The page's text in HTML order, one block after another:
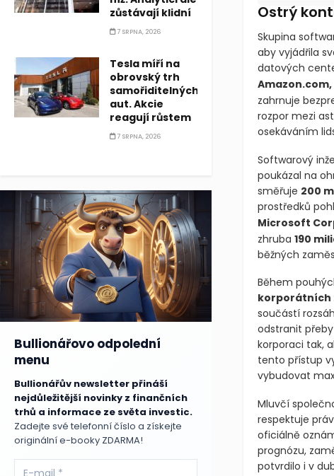
Ostrý
Skupina
aby vyjádřila
datových
Amazon.com,
zahrnuje
rozpor mezi
osekáváním
Softwarový
poukázal na
směřuje 200
prostředků
Microsoft
zhruba 190
běžných
Během
korporátních
součástí
odstranit
korporaci tak,
tento přístup
vybudovat
Mluvčí
respektuje
oficiálně
prognózu,
potvrdilo i v
zůstávají klidní
7 SRPNA, 2026
Tesla míří na
obrovský trh
samořiditelných
aut. Akcie
reagují růstem
7 SRPNA, 2026
Bullionářovo odpolední
menu
Bullionářův newsletter přináší
nejdůležitější novinky z finančních
trhů a informace ze světa investic.
Zadejte své telefonní číslo a získejte
originální e-booky ZDARMA!